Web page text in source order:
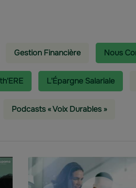
Gestion Financière Nous
L'épargne Salariale
Podcasts « Voix Durables »